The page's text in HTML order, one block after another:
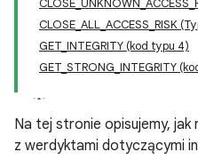
CLOSE_ALL_ACCESS_RISK
GET_INTEGRITY (kod typu 4)
GET_STRONG_INTEGRITY
Na tej stronie opisujemy,
z werdyktami dotyczącymi